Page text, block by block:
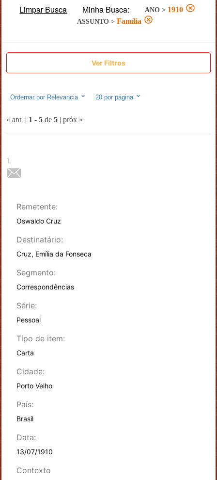
Limpar Busca Minha Busca: ANO > 1910
ASSUNTO> Família
Ver Filtros
Ordernar por Relevancia 20por página
« ant | 1 - 5de 5| próx »
1.
Remetente:
Oswaldo Cruz
Destinatário:
Cruz, Emília da Fonseca
Segmento:
Correspondências
Série:
Pessoal
Tipo de item:
Carta
Cidade:
Porto Velho
País:
Brasil
Data:
13/07/1910
Contexto